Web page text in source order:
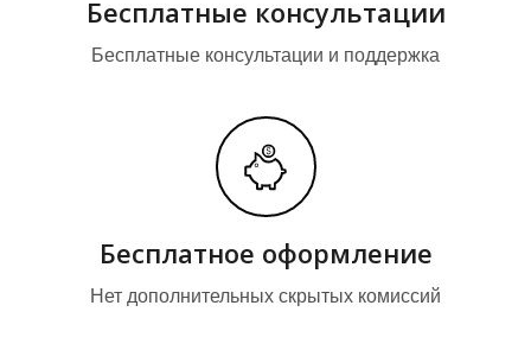
Т
Т
Бесплатные консультации
Бесплатные консультации и поддержка
Бесплатное оформление
Нет дополнительных скрытых комиссий